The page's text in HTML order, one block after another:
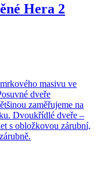
Hera 2
masivu ve
dveře
zaměřujeme na
Dvoukřídlé dveře –
s obložkovou zárubní,